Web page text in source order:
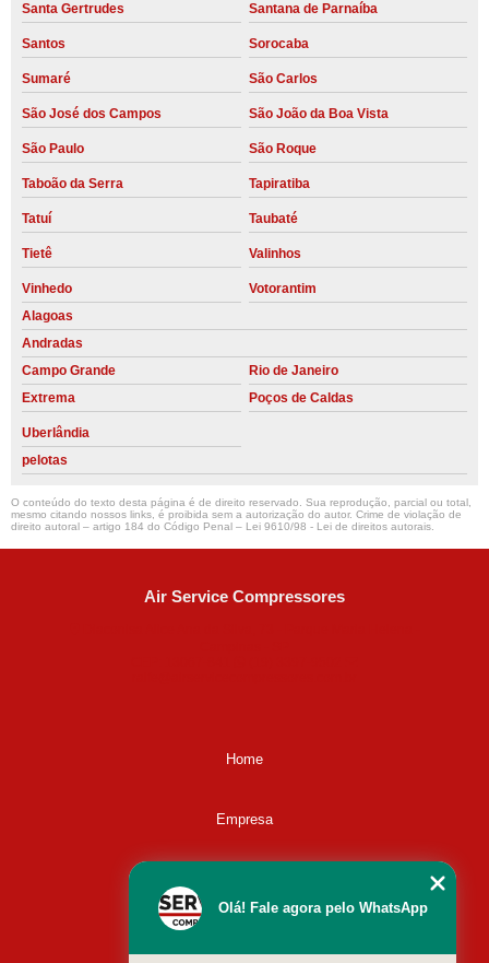
Santa Gertrudes Santana de Parnaíba
Santos Sorocaba
Sumaré São Carlos
São José dos Campos São João da Boa Vista
São Paulo São Roque
Taboão da Serra Tapiratiba
Tatuí Taubaté
Tietê Valinhos
Vinhedo
Votorantim
Alagoas
Andradas
Campo Grande
Rio de Janeiro
Extrema
Poços de Caldas
Uberlândia
pelotas
O conteúdo do texto desta página é de direito reservado. Sua reprodução, parcial ou total,
mesmo citando nossos links, é proibida sem a autorização do autor. Crime de violação de
direito autoral – artigo 184 do Código Penal – Lei 9610/98 - Lei de direitos autorais.
Air Service Compressores
Home
Empresa
Olá! Fale agora pelo WhatsApp